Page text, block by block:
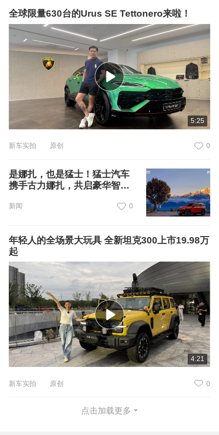
全球限量630台的Urus SE Tettonero来啦！
5:25
新车实拍 原创 0
是娜扎，也是猛士！猛士汽车
携手古力娜扎，共启豪华智能
新闻 0
年轻人的全场景大玩具 全新坦克300上市19.98万
起
4:21
新车实拍 原创 0
点击加载更多